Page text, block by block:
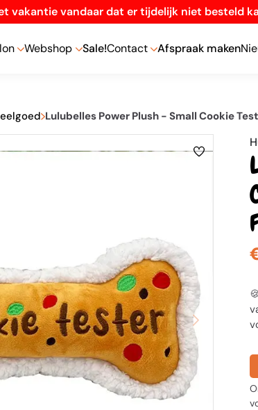
vakantie vandaar dat er tijdelijk niet besteld
Webshop Sale!Contact Afspraak maken
Lulubelles Power Plush - Small Cookie